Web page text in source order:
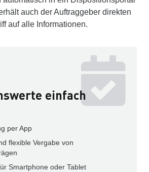
auch der Auftraggeber direkten
auf alle Informationen.
einfach
per App
flexible Vergabe von
Smartphone oder Tablet